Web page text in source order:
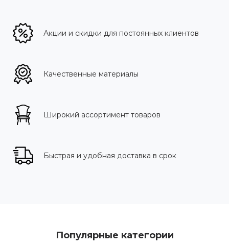
Акции и скидки для постоянных клиентов
Качественные материалы
Широкий ассортимент товаров
Быстрая и удобная доставка в срок
Популярные категории